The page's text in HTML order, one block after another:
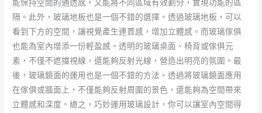
能保持空間的通透感，又能將不同區域有效劃分，實現功能的區
隔。此外，玻璃地板也是一個不錯的選擇。透過玻璃地板，可以
看到下方的空間，讓視覺產生連貫感，增加立體感。而玻璃傢俱
也能為室內增添一份輕盈感。透明的玻璃桌面、椅背或傢俱元
素，不僅不遮擋視線，還能夠反射光線，營造出明亮的氛圍。最
後，玻璃鏡面的運用也是一個不錯的方法。透過將玻璃鏡面應用
在傢俱或牆面上，不僅能夠反射周圍的景色，還能夠為空間帶來
立體感和深度。總之，巧妙運用玻璃設計，你可以讓室內空間得